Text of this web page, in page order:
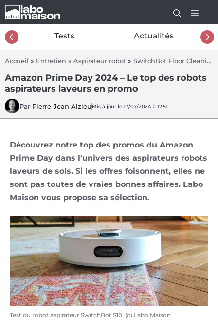
Aller
au
contenu
Tests Actualités
Accueil » Entretien » Aspirateur robot » SwitchBot Floor Cleaning Robot S10
Amazon Prime Day 2024 – Le top des robots
aspirateurs laveurs en promo
Par Pierre-Jean Alzieu Mis à jour le 17/07/2024 à 12:51
Découvrez notre top des promos du Amazon
Prime Day dans l'univers des aspirateurs robots
laveurs de sols. Si les offres foisonnent, elles ne
sont pas toutes de vraies bonnes affaires. Labo
Maison vous propose sa sélection.
Test du robot aspirateur SwitchBot S10. (c) Labo Maison